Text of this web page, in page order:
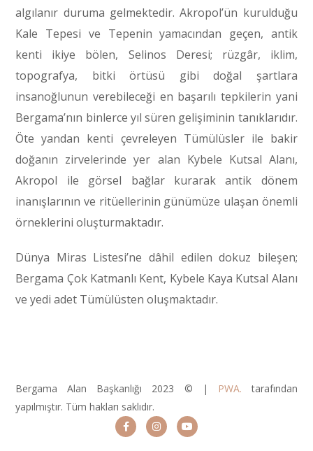
algılanır duruma gelmektedir. Akropol’ün kurulduğu
Kale Tepesi ve Tepenin yamacından geçen, antik
kenti ikiye bölen, Selinos Deresi; rüzgâr, iklim,
topografya, bitki örtüsü gibi doğal şartlara
insanoğlunun verebileceği en başarılı tepkilerin yani
Bergama’nın binlerce yıl süren gelişiminin tanıklarıdır.
Öte yandan kenti çevreleyen Tümülüsler ile bakir
doğanın zirvelerinde yer alan Kybele Kutsal Alanı,
Akropol ile görsel bağlar kurarak antik dönem
inanışlarının ve ritüellerinin günümüze ulaşan önemli
örneklerini oluşturmaktadır.
Dünya Miras Listesi’ne dâhil edilen dokuz bileşen;
Bergama Çok Katmanlı Kent, Kybele Kaya Kutsal Alanı
ve yedi adet Tümülüsten oluşmaktadır.
Bergama Alan Başkanlığı 2023 © | PWA. tarafından
yapılmıştır. Tüm hakları saklıdır.